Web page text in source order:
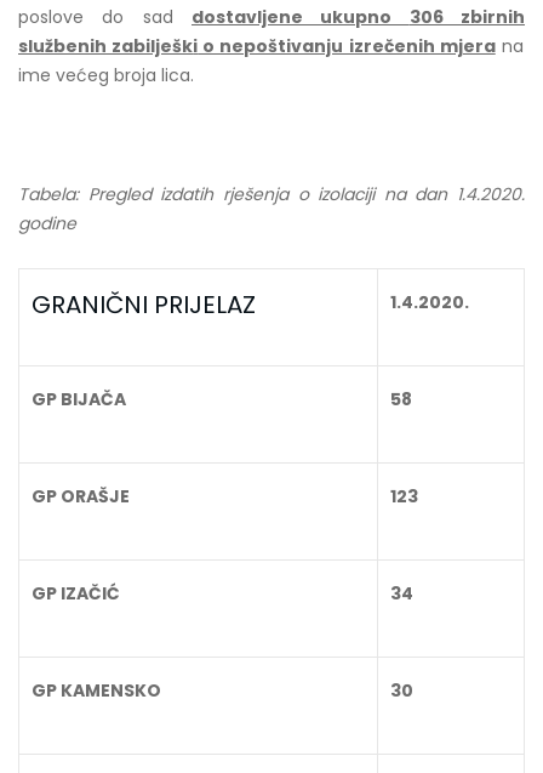
poslove do sad dostavljene ukupno 306 zbirnih
službenih zabilješki o nepoštivanju izrečenih mjerana
ime većeg broja lica.
Tabela: Pregled izdatih rješenja o izolaciji na dan 1.4.2020.
godine
GRANIČNI PRIJELAZ 1.4.2020.
GP BIJAČA 58
GP ORAŠJE 123
GP IZAČIĆ 34
GP KAMENSKO 30